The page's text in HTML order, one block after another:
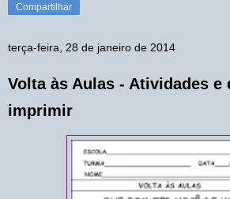
Compartilhar
terça-feira, 28 de janeiro de 2014
Volta às Aulas - Atividades e
imprimir